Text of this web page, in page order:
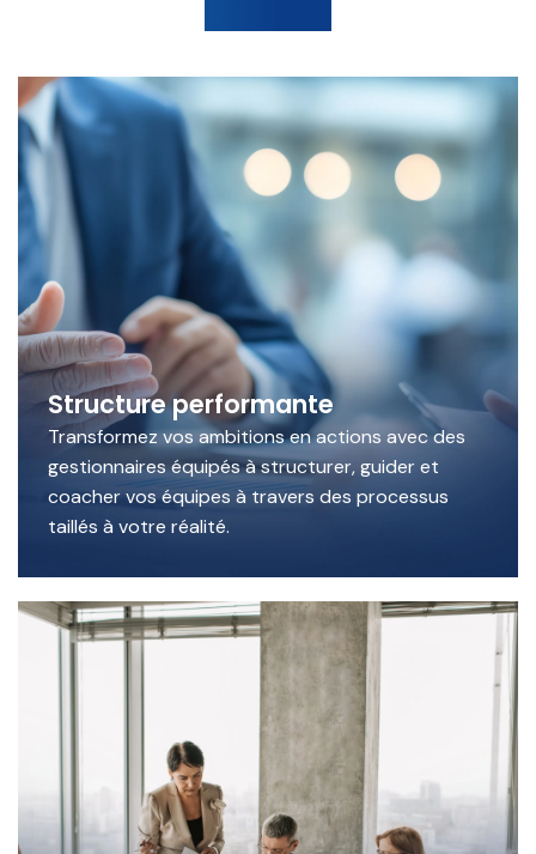
Structure performante
Transformez vos ambitions en actions avec des
gestionnaires équipés à structurer, guider et
coacher vos équipes à travers des processus
taillés à votre réalité.